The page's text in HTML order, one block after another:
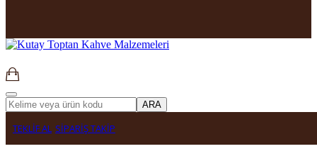
ARA
TEKLİF AL SİPARİŞ TAKİP